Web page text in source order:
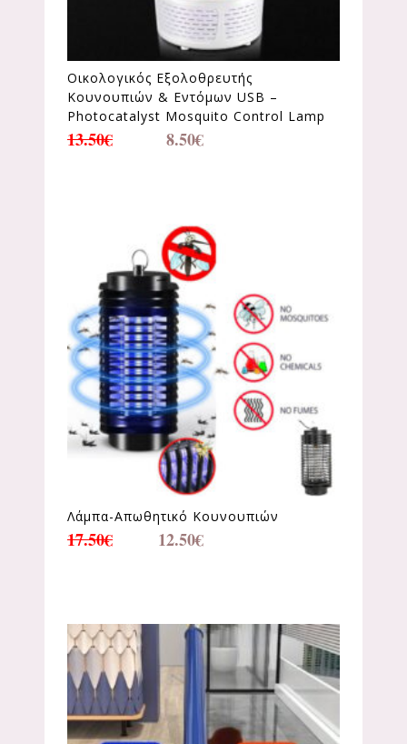
Οικολογικός Εξολοθρευτής
Κουνουπιών & Εντόμων USB –
Photocatalyst Mosquito Control Lamp
13.50€ 8.50€
Λάμπα-Απωθητικό Κουνουπιών
17.50€ 12.50€